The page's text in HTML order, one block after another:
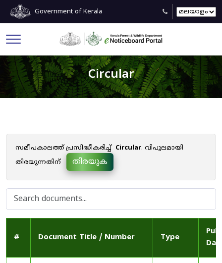
Government of Kerala
Circular
സമീപകാലത്ത് പ്രസിദ്ധീകരിച്ച് Circular. വിപുലമായി
തിരയുന്നതിന്
തിരയുക
# Document Title / Number Type